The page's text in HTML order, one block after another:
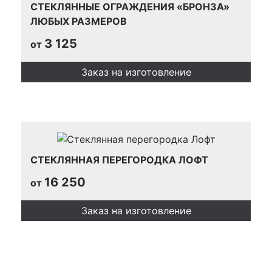
СТЕКЛЯННЫЕ ОГРАЖДЕНИЯ «БРОНЗА»
ЛЮБЫХ РАЗМЕРОВ
от 3 125
Заказ на изготовление
СТЕКЛЯННАЯ ПЕРЕГОРОДКА ЛОФТ
от 16 250
Заказ на изготовление